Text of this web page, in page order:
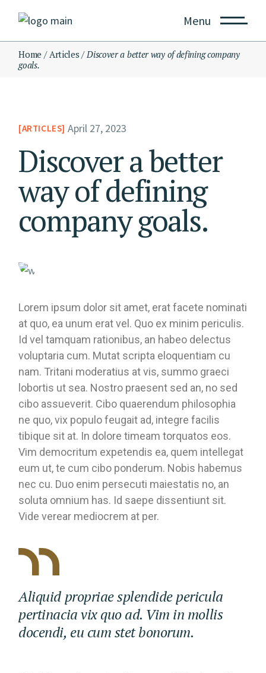
Menu
Home Articles
Discover a better way of defining company
goals.
ARTICLES April 27, 2023
Discover a better
way of defining
company goals.
Lorem ipsum dolor sit amet, erat facete nominati
at quo, ea unum erat vel. Quo ex minim periculis.
Id vel tamquam rationibus, an habeo delectus
voluptaria cum. Mutat scripta eloquentiam cu
nam. Tritani moderatius at vis, summo graeci
lobortis ut sea. Nostro praesent sed an, no sed
cibo assueverit. Cibo quaerendum philosophia
ne quo, vix populo feugait ad, integre facilis
tibique sit at. In dolore timeam torquatos eos.
Vim democritum expetendis ea, quem intellegat
eum ut, te cum cibo ponderum. Nobis habemus
nec cu. Duo enim persecuti maiestatis no, an
soluta omnium has. Id saepe dissentiunt sit.
Vide verear mediocrem at per.
Aliquid propriae splendide pericula
pertinacia vix quo ad. Vim in mollis
docendi, eu cum stet bonorum.